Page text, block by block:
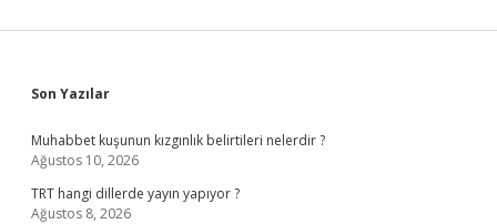
Sidebar
Son Yazılar
Muhabbet kuşunun kızgınlık belirtileri nelerdir ?
Ağustos 10, 2026
TRT hangi dillerde yayın yapıyor ?
Ağustos 8, 2026